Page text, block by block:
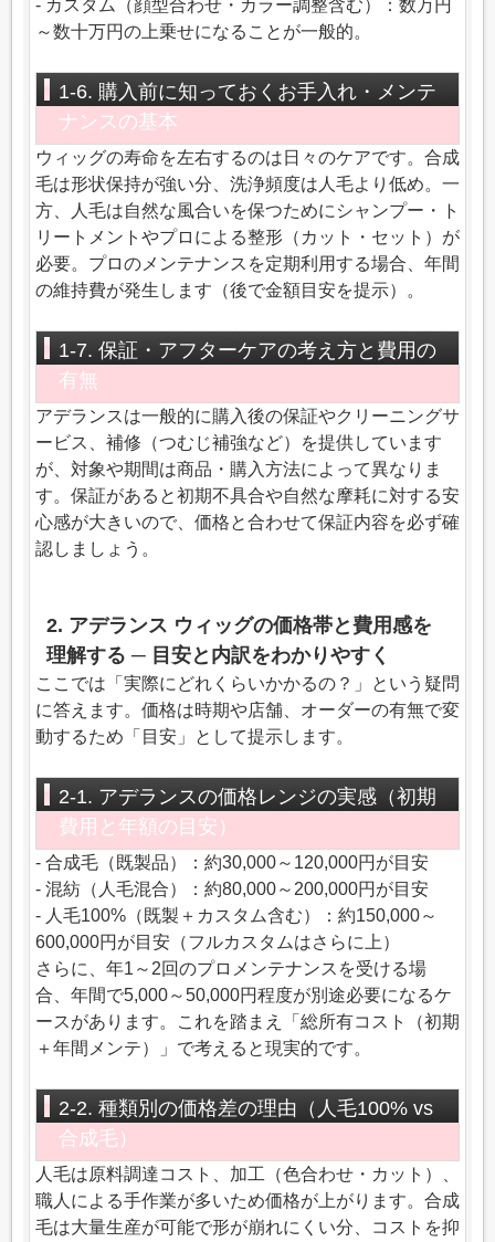
- カスタム（顔型合わせ・カラー調整含む）：数万円
～数十万円の上乗せになることが一般的。
1-6. 購入前に知っておくお手入れ・メンテ
ナンスの基本
ウィッグの寿命を左右するのは日々のケアです。合成
毛は形状保持が強い分、洗浄頻度は人毛より低め。一
方、人毛は自然な風合いを保つためにシャンプー・ト
リートメントやプロによる整形（カット・セット）が
必要。プロのメンテナンスを定期利用する場合、年間
の維持費が発生します（後で金額目安を提示）。
1-7. 保証・アフターケアの考え方と費用の
有無
アデランスは一般的に購入後の保証やクリーニングサ
ービス、補修（つむじ補強など）を提供しています
が、対象や期間は商品・購入方法によって異なりま
す。保証があると初期不具合や自然な摩耗に対する安
心感が大きいので、価格と合わせて保証内容を必ず確
認しましょう。
2. アデランス ウィッグの価格帯と費用感を
理解する ─ 目安と内訳をわかりやすく
ここでは「実際にどれくらいかかるの？」という疑問
に答えます。価格は時期や店舗、オーダーの有無で変
動するため「目安」として提示します。
2-1. アデランスの価格レンジの実感（初期
費用と年額の目安）
- 合成毛（既製品）：約30,000～120,000円が目安
- 混紡（人毛混合）：約80,000～200,000円が目安
- 人毛100%（既製＋カスタム含む）：約150,000～
600,000円が目安（フルカスタムはさらに上）
さらに、年1～2回のプロメンテナンスを受ける場
合、年間で5,000～50,000円程度が別途必要になるケ
ースがあります。これを踏まえ「総所有コスト（初期
＋年間メンテ）」で考えると現実的です。
2-2. 種類別の価格差の理由（人毛100% vs
合成毛）
人毛は原料調達コスト、加工（色合わせ・カット）、
職人による手作業が多いため価格が上がります。合成
毛は大量生産が可能で形が崩れにくい分、コストを抑